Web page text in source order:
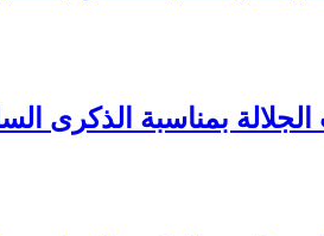
بمناسبة الذكرى